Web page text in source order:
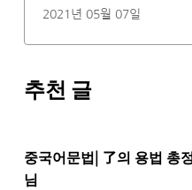
2021년 05월 07일
추천 글
중국어문법| 了의 용법 총
님